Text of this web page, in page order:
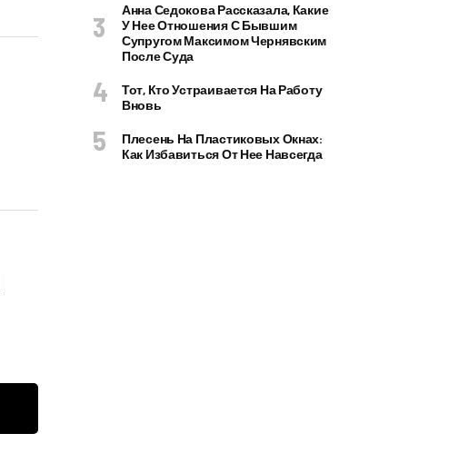
Анна Седокова Рассказала, Какие
У Нее Отношения С Бывшим
Супругом Максимом Чернявским
После Суда
Тот, Кто Устраивается На Работу
Вновь
Плесень На Пластиковых Окнах:
Как Избавиться От Нее Навсегда